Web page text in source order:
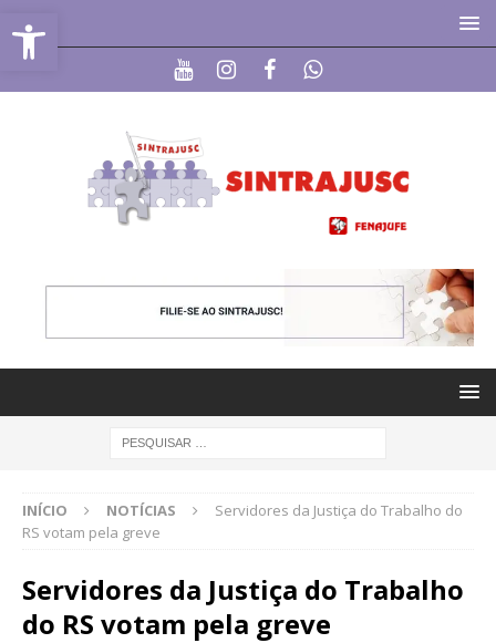
Abrir a barra de ferramentas
INÍCIO NOTÍCIAS
Servidores da Justiça do Trabalho do
RS votam pela greve
Servidores da Justiça do Trabalho
do RS votam pela greve